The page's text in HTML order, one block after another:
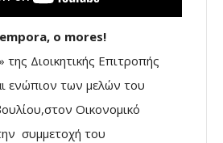
o mores!
της Διοικητικής Επιτροπής
ενώπιον των μελών του
Οικονομικό
συμμετοχή του